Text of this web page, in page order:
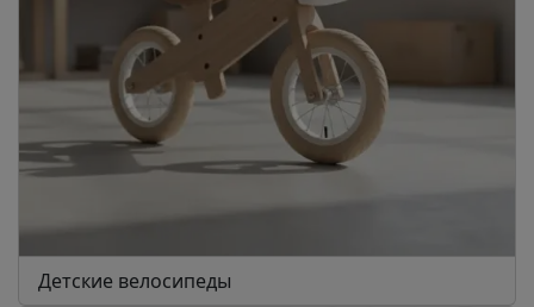
Детские велосипеды